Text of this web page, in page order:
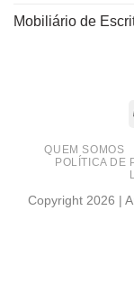
Mobiliário de
QUEM SOMOS
POLÍTICA DE
Copyright 2026 |